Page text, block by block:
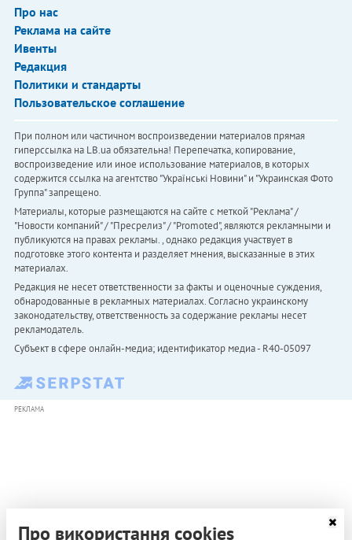
Про нас
Реклама на сайте
Ивенты
Редакция
Политики и стандарты
Пользовательское соглашение
При полном или частичном воспроизведении материалов прямая
гиперссылка на LB.ua обязательна! Перепечатка, копирование,
воспроизведение или иное использование материалов, в которых
содержится ссылка на агентство "Українськi Новини" и "Украинская Фото
Группа" запрещено.
Материалы, которые размещаются на сайте с меткой "Реклама" /
"Новости компаний" / "Пресрелиз" / "Promoted", являются рекламными и
публикуются на правах рекламы. , однако редакция участвует в
подготовке этого контента и разделяет мнения, высказанные в этих
материалах.
Редакция не несет ответственности за факты и оценочные суждения,
обнародованные в рекламных материалах. Согласно украинскому
законодательству, ответственность за содержание рекламы несет
рекламодатель.
Субъект в сфере онлайн-медиа; идентификатор медиа - R40-05097
РЕКЛАМА
Про використання cookies